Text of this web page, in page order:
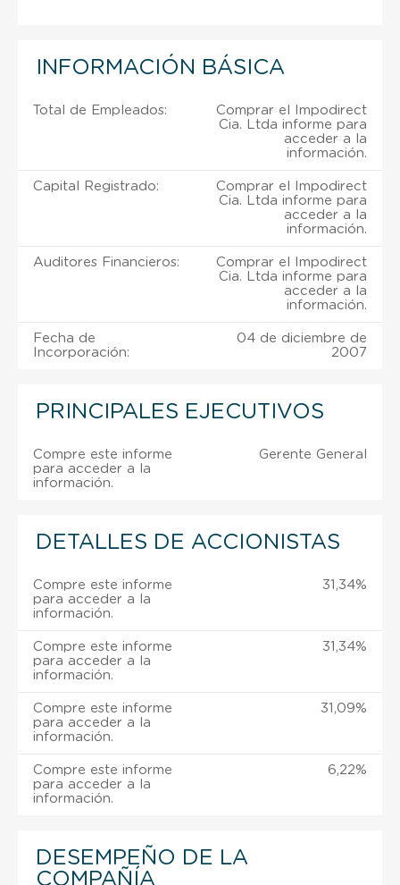
INFORMACIÓN BÁSICA
Total de Empleados:
Comprar el Impodirect
Cia. Ltda informe para
acceder a la
información.
Capital Registrado:
Comprar el Impodirect
Cia. Ltda informe para
acceder a la
información.
Auditores Financieros:
Comprar el Impodirect
Cia. Ltda informe para
acceder a la
información.
Fecha de
Incorporación:
04 de diciembre de
2007
PRINCIPALES EJECUTIVOS
Compre este informe
para acceder a la
información.
Gerente General
DETALLES DE ACCIONISTAS
Compre este informe
para acceder a la
información.
31,34%
Compre este informe
para acceder a la
información.
31,34%
Compre este informe
para acceder a la
información.
31,09%
Compre este informe
para acceder a la
información.
6,22%
DESEMPEÑO DE LA
COMPAÑÍA